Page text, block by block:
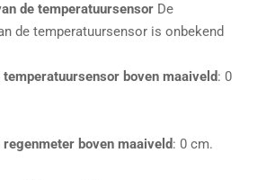
de temperatuursensorDe
de temperatuursensor is onbekend
temperatuursensor boven maaiveld: 0
regenmeter boven maaiveld: 0 cm.